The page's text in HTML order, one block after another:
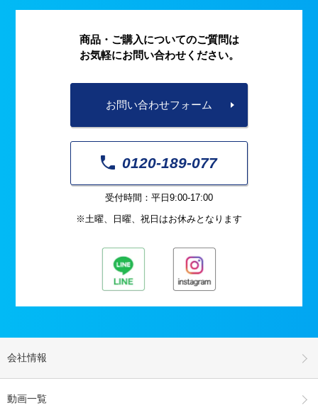
商品・ご購入についてのご質問は
お気軽にお問い合わせください。
お問い合わせフォーム
0120-189-077
受付時間：平日9:00-17:00
※土曜、日曜、祝日はお休みとなります
会社情報
動画一覧